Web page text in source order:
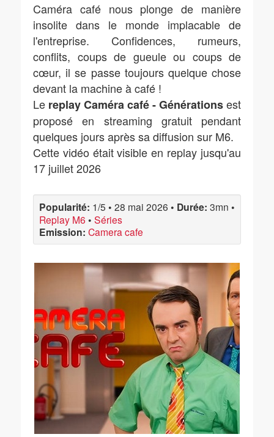
Caméra café nous plonge de manière
insolite dans le monde implacable de
l'entreprise. Confidences, rumeurs,
conflits, coups de gueule ou coups de
cœur, il se passe toujours quelque chose
devant la machine à café !
Le replay Caméra café - Générationsest
proposé en streaming gratuit pendant
quelques jours après sa diffusion sur M6.
Cette vidéo était visible en replay jusqu'au
17 juillet 2026
Popularité: 1/5 • 28 mai 2026 • Durée: 3mn •
Replay M6 • Séries
Emission: Camera cafe